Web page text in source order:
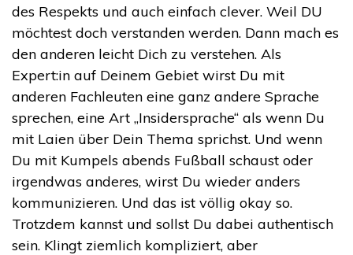
des Respekts und auch einfach clever. Weil DU
möchtest doch verstanden werden. Dann mach es
den anderen leicht Dich zu verstehen. Als
Expert:in auf Deinem Gebiet wirst Du mit
anderen Fachleuten eine ganz andere Sprache
sprechen, eine Art „Insidersprache“ als wenn Du
mit Laien über Dein Thema sprichst. Und wenn
Du mit Kumpels abends Fußball schaust oder
irgendwas anderes, wirst Du wieder anders
kommunizieren. Und das ist völlig okay so.
Trotzdem kannst und sollst Du dabei authentisch
sein. Klingt ziemlich kompliziert, aber